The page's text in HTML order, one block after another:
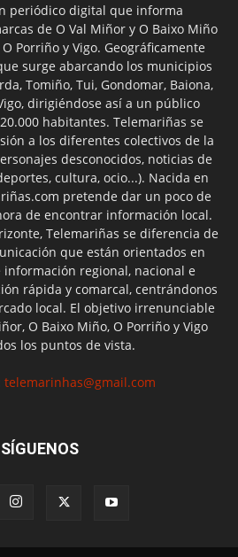
periódico digital que informa
de O Val Miñor y O Baixo Miño
Porriño y Vigo. Geográficamente
surge abarcando los municipios
Tomiño, Tui, Gondomar, Baiona,
dirigiéndose así a un público
habitantes. Telemariñas se
a los diferentes colectivos de la
desconocidos, noticias de
cultura, ocio...). Nacida en
pretende dar un poco de
de encontrar información local.
Telemariñas se diferencia de
que están orientados en
regional, nacional e
rápida y comarcal, centrándonos
local. El objetivo irrenunciable
O Baixo Miño, O Porriño y Vigo
los puntos de vista.
telemarinhas@gmail.com
SÍGUENOS